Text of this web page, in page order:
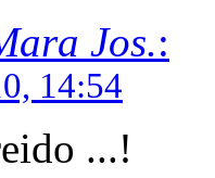
Jos.:
14:54
...!